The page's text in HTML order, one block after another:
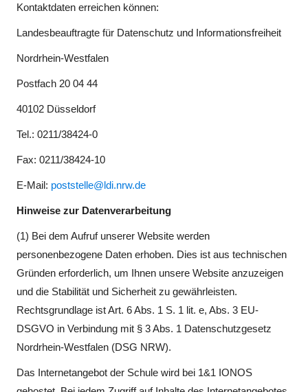
Kontaktdaten erreichen können:
Landesbeauftragte für Datenschutz und Informationsfreiheit
Nordrhein-Westfalen
Postfach 20 04 44
40102 Düsseldorf
Tel.: 0211/38424-0
Fax: 0211/38424-10
E-Mail: poststelle@ldi.nrw.de
Hinweise zur Datenverarbeitung
(1) Bei dem Aufruf unserer Website werden
personenbezogene Daten erhoben. Dies ist aus technischen
Gründen erforderlich, um Ihnen unsere Website anzuzeigen
und die Stabilität und Sicherheit zu gewährleisten.
Rechtsgrundlage ist Art. 6 Abs. 1 S. 1 lit. e, Abs. 3 EU-
DSGVO in Verbindung mit § 3 Abs. 1 Datenschutzgesetz
Nordrhein-Westfalen (DSG NRW).
Das Internetangebot der Schule wird bei 1&1 IONOS